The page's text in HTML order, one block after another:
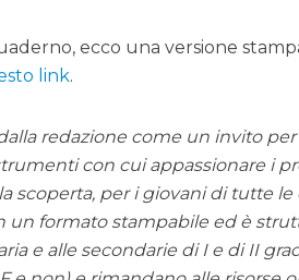
ecco una versione
link.
redazione come un invito
con cui appassionare i
scoperta, per i giovani di tutte
formato stampabile ed è
e alle secondarie di I e di II